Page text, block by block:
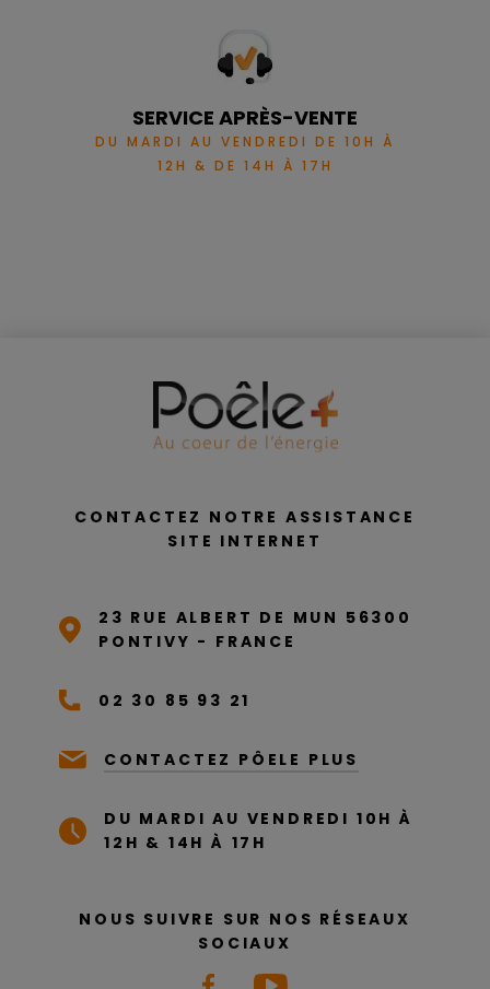
SERVICE APRÈS-VENTE
DU MARDI AU VENDREDI DE 10H À
12H & DE 14H À 17H
CONTACTEZ NOTRE ASSISTANCE
SITE INTERNET
23 RUE ALBERT DE MUN 56300
PONTIVY - FRANCE
02 30 85 93 21
CONTACTEZ PÔELE PLUS
DU MARDI AU VENDREDI 10H À
12H & 14H À 17H
NOUS SUIVRE SUR NOS RÉSEAUX
SOCIAUX